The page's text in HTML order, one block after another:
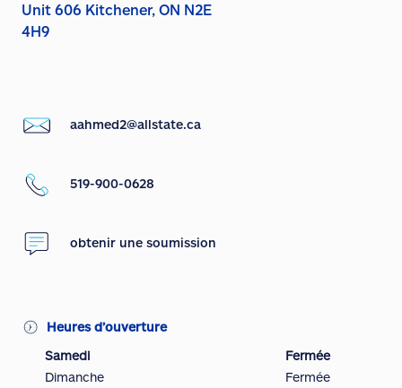
Unit 606 Kitchener, ON N2E
4H9
aahmed2@allstate.ca
519-900-0628
obtenir une soumission
Heures d’ouverture
Samedi
Fermée
Dimanche
Fermée